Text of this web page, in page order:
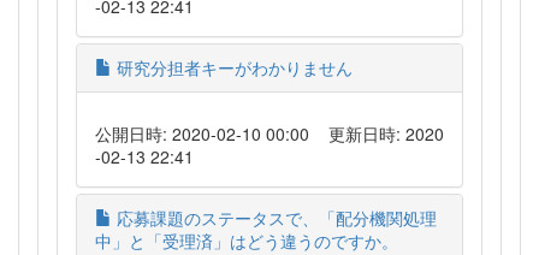
-02-13 22:41
研究分担者キーがわかりません
公開日時: 2020-02-10 00:00
更新日時: 2020
-02-13 22:41
応募課題のステータスで、「配分機関処理
中」と「受理済」はどう違うのですか。